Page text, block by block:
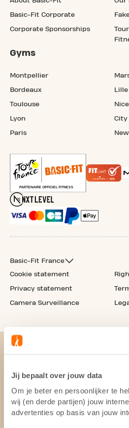
Jij bepaalt over jouw data
Om je beter en persoonlijker te
wij (en derde partijen) jouw
advertenties op basis van jouw
Basic-Fit Corporate
Corporate Sponsorships
Gyms
Montpellier
Bordeaux
Toulouse
Lyon
Paris
Lille
Nice
City
Basic-Fit France
Cookie statement
Privacy statement
Camera Surveillance